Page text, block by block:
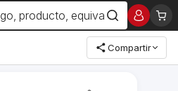
Compartir